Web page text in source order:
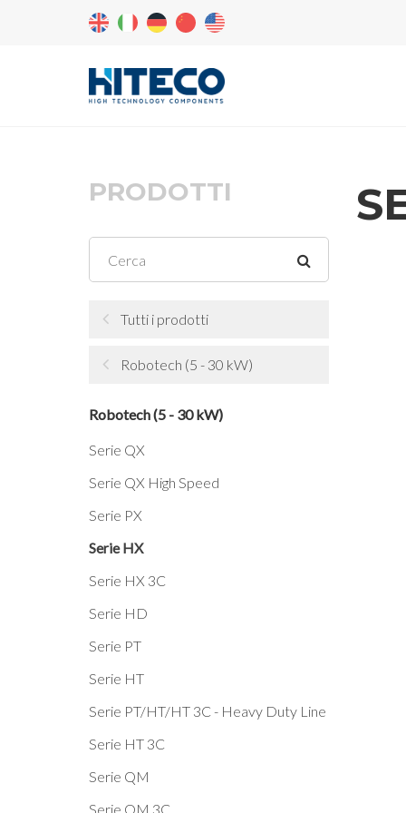
PRODOTTI
Tutti i prodotti
Robotech (5 - 30 kW)
Robotech (5 - 30 kW)
Serie QX
Serie QX High Speed
Serie PX
Serie HX
Serie HX 3C
Serie HD
Serie PT
Serie HT
Serie PT/HT/HT 3C - Heavy Duty Line
Serie HT 3C
Serie QM
Serie QM 3C